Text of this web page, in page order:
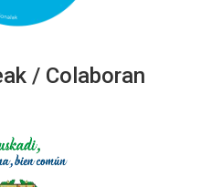
/ Colaboran